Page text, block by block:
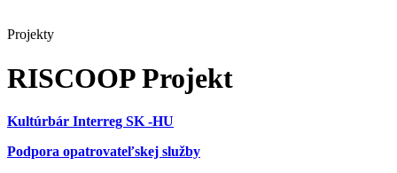
Projekty
RISCOOP Projekt
Kultúrbár Interreg SK -HU
Podpora opatrovateľskej služby